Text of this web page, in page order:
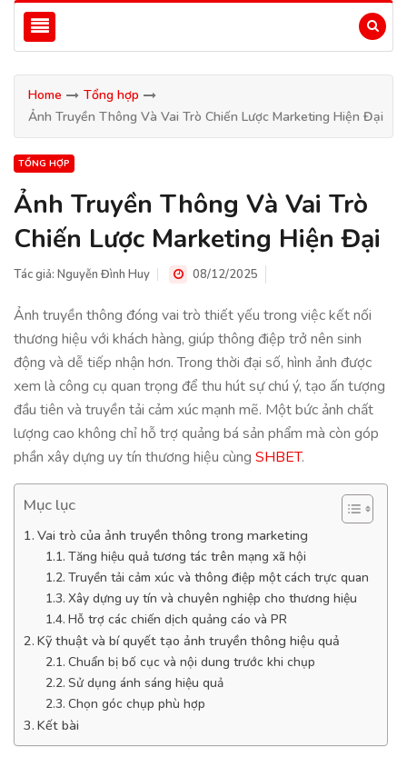
Home
Tổng hợp
Ảnh Truyền Thông Và Vai Trò Chiến Lược Marketing Hiện Đại
TỔNG HỢP
Ảnh Truyền Thông Và Vai Trò
Chiến Lược Marketing Hiện Đại
Tác giả: Nguyễn Đình Huy 08/12/2025
Ảnh truyền thông đóng vai trò thiết yếu trong việc kết nối
thương hiệu với khách hàng, giúp thông điệp trở nên sinh
động và dễ tiếp nhận hơn. Trong thời đại số, hình ảnh được
xem là công cụ quan trọng để thu hút sự chú ý, tạo ấn tượng
đầu tiên và truyền tải cảm xúc mạnh mẽ. Một bức ảnh chất
lượng cao không chỉ hỗ trợ quảng bá sản phẩm mà còn góp
phần xây dựng uy tín thương hiệu cùng SHBET.
Mục lục
Vai trò của ảnh truyền thông trong marketing
Tăng hiệu quả tương tác trên mạng xã hội
Truyền tải cảm xúc và thông điệp một cách trực quan
Xây dựng uy tín và chuyên nghiệp cho thương hiệu
Hỗ trợ các chiến dịch quảng cáo và PR
Kỹ thuật và bí quyết tạo ảnh truyền thông hiệu quả
Chuẩn bị bố cục và nội dung trước khi chụp
Sử dụng ánh sáng hiệu quả
Chọn góc chụp phù hợp
Kết bài